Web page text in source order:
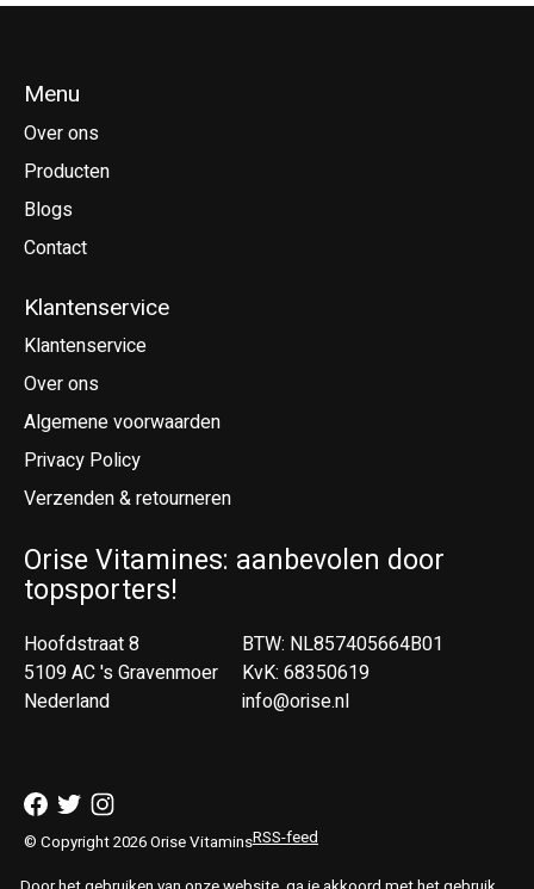
Menu
Over ons
Producten
Blogs
Contact
Klantenservice
Klantenservice
Over ons
Algemene voorwaarden
Privacy Policy
Verzenden & retourneren
Orise Vitamines: aanbevolen door
topsporters!
Hoofdstraat 8
5109 AC 's Gravenmoer
Nederland
BTW: NL857405664B01
KvK: 68350619
info@orise.nl
© Copyright 2026 Orise VitaminsRSS-feed